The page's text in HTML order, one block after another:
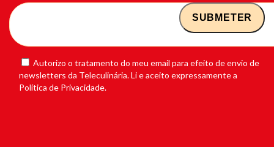
Autorizo o tratamento do meu email para efeito de envio de
newsletters da Teleculinária. Li e aceito expressamente a
Política de Privacidade.